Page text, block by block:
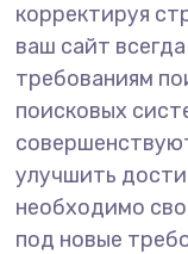
корректируя
ваш сайт
требованиям
поисковых
улучшить
необходимо
под новые